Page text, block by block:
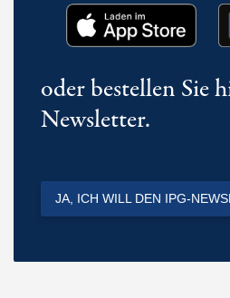
oder bestellen Sie
Newsletter.
JA, ICH WILL DEN IPG-